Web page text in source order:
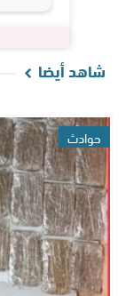
شاهد أيضا
حوادث